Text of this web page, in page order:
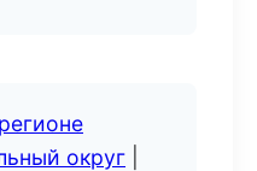
округ